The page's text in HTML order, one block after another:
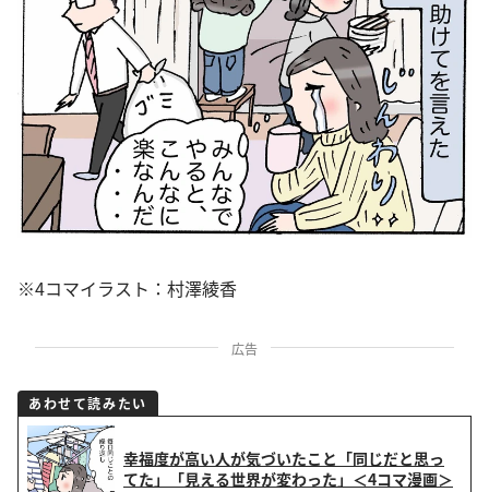
※4コマイラスト：村澤綾香
広告
あわせて読みたい
幸福度が高い人が気づいたこと「同じだと思っ
てた」「見える世界が変わった」＜4コマ漫画＞